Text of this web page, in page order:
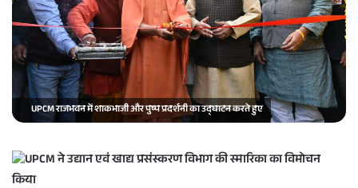
m
a
i
UPCM राजभवन में शाकभाजी और पुष्प प्रदर्शनी का उद्घाटन करते हुए